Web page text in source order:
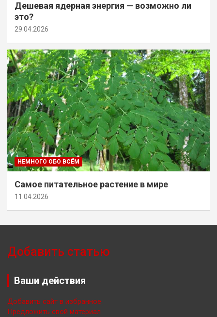
Дешевая ядерная энергия — возможно ли
это?
29.04.2026
НЕМНОГО ОБО ВСЁМ
Самое питательное растение в мире
11.04.2026
Добавить статью
Ваши действия
Добавить сайт в избранное
Предложить свой материал